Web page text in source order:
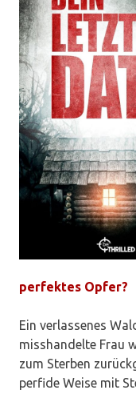
perfektes Opfer?
Ein verlassenes
misshandelte Frau
zum Sterben
perfide Weise mit